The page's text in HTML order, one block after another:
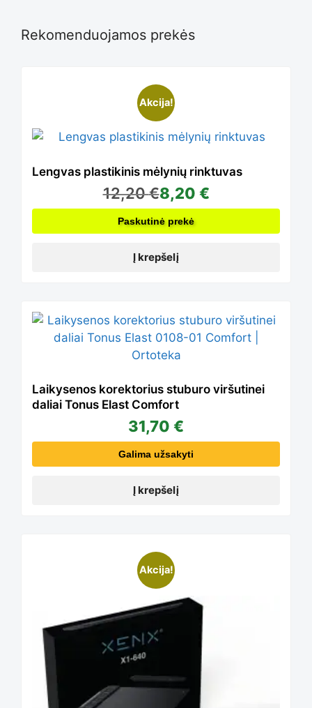
product
page
The
options
may
be
chosen
the
product
page
Rekomenduojamos prekės
Akcija!
Lengvas plastikinis mėlynių rinktuvas
12,20€8,20 €
Paskutinė prekė
Į krepšelį
Laikysenos korektorius stuburo viršutinei
daliai Tonus Elast Comfort
31,70 €
Galima užsakyti
Į krepšelį
Akcija!